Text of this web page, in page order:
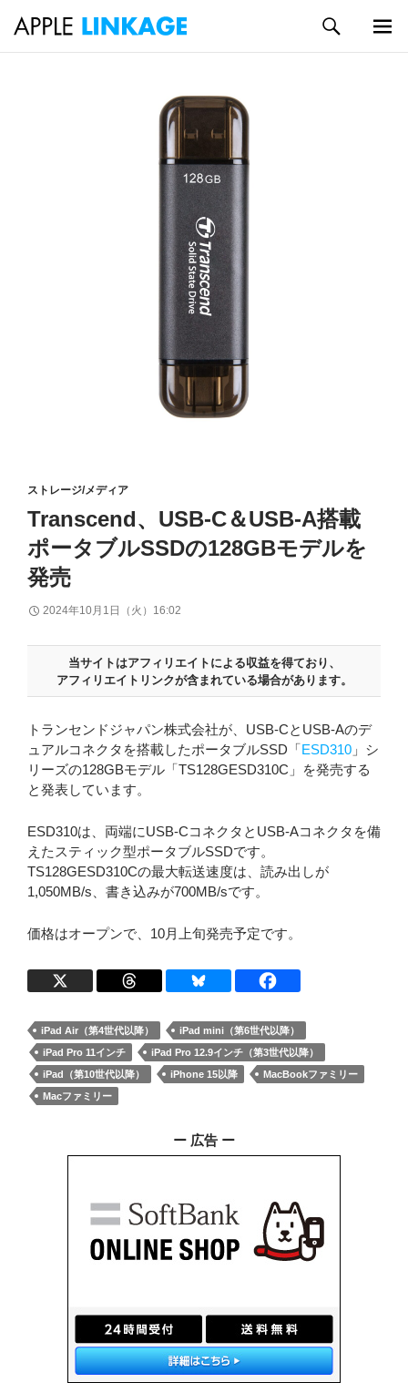
索
ストレージ/メディア
Transcend、USB-C＆USB-A搭載
ポータブルSSDの128GBモデルを
発売
2024年10月1日（火）16:02
当サイトはアフィリエイトによる収益を得ており、
アフィリエイトリンクが含まれている場合があります。
トランセンドジャパン株式会社が、USB-CとUSB-Aのデ
ュアルコネクタを搭載したポータブルSSD「ESD310 」シ
リーズの128GBモデル「TS128GESD310C」を発売する
と発表しています。
ESD310は、両端にUSB-CコネクタとUSB-Aコネクタを備
えたスティック型ポータブルSSDです。
TS128GESD310Cの最大転送速度は、読み出しが
1,050MB/s、書き込みが700MB/sです。
価格はオープンで、10月上旬発売予定です。
iPad Air（第4世代以降）
iPad mini（第6世代以降）
iPad Pro 11インチ
iPad Pro 12.9インチ（第3世代以降）
iPad（第10世代以降）
iPhone 15以降
MacBookファミリー
Macファミリー
ー 広告 ー